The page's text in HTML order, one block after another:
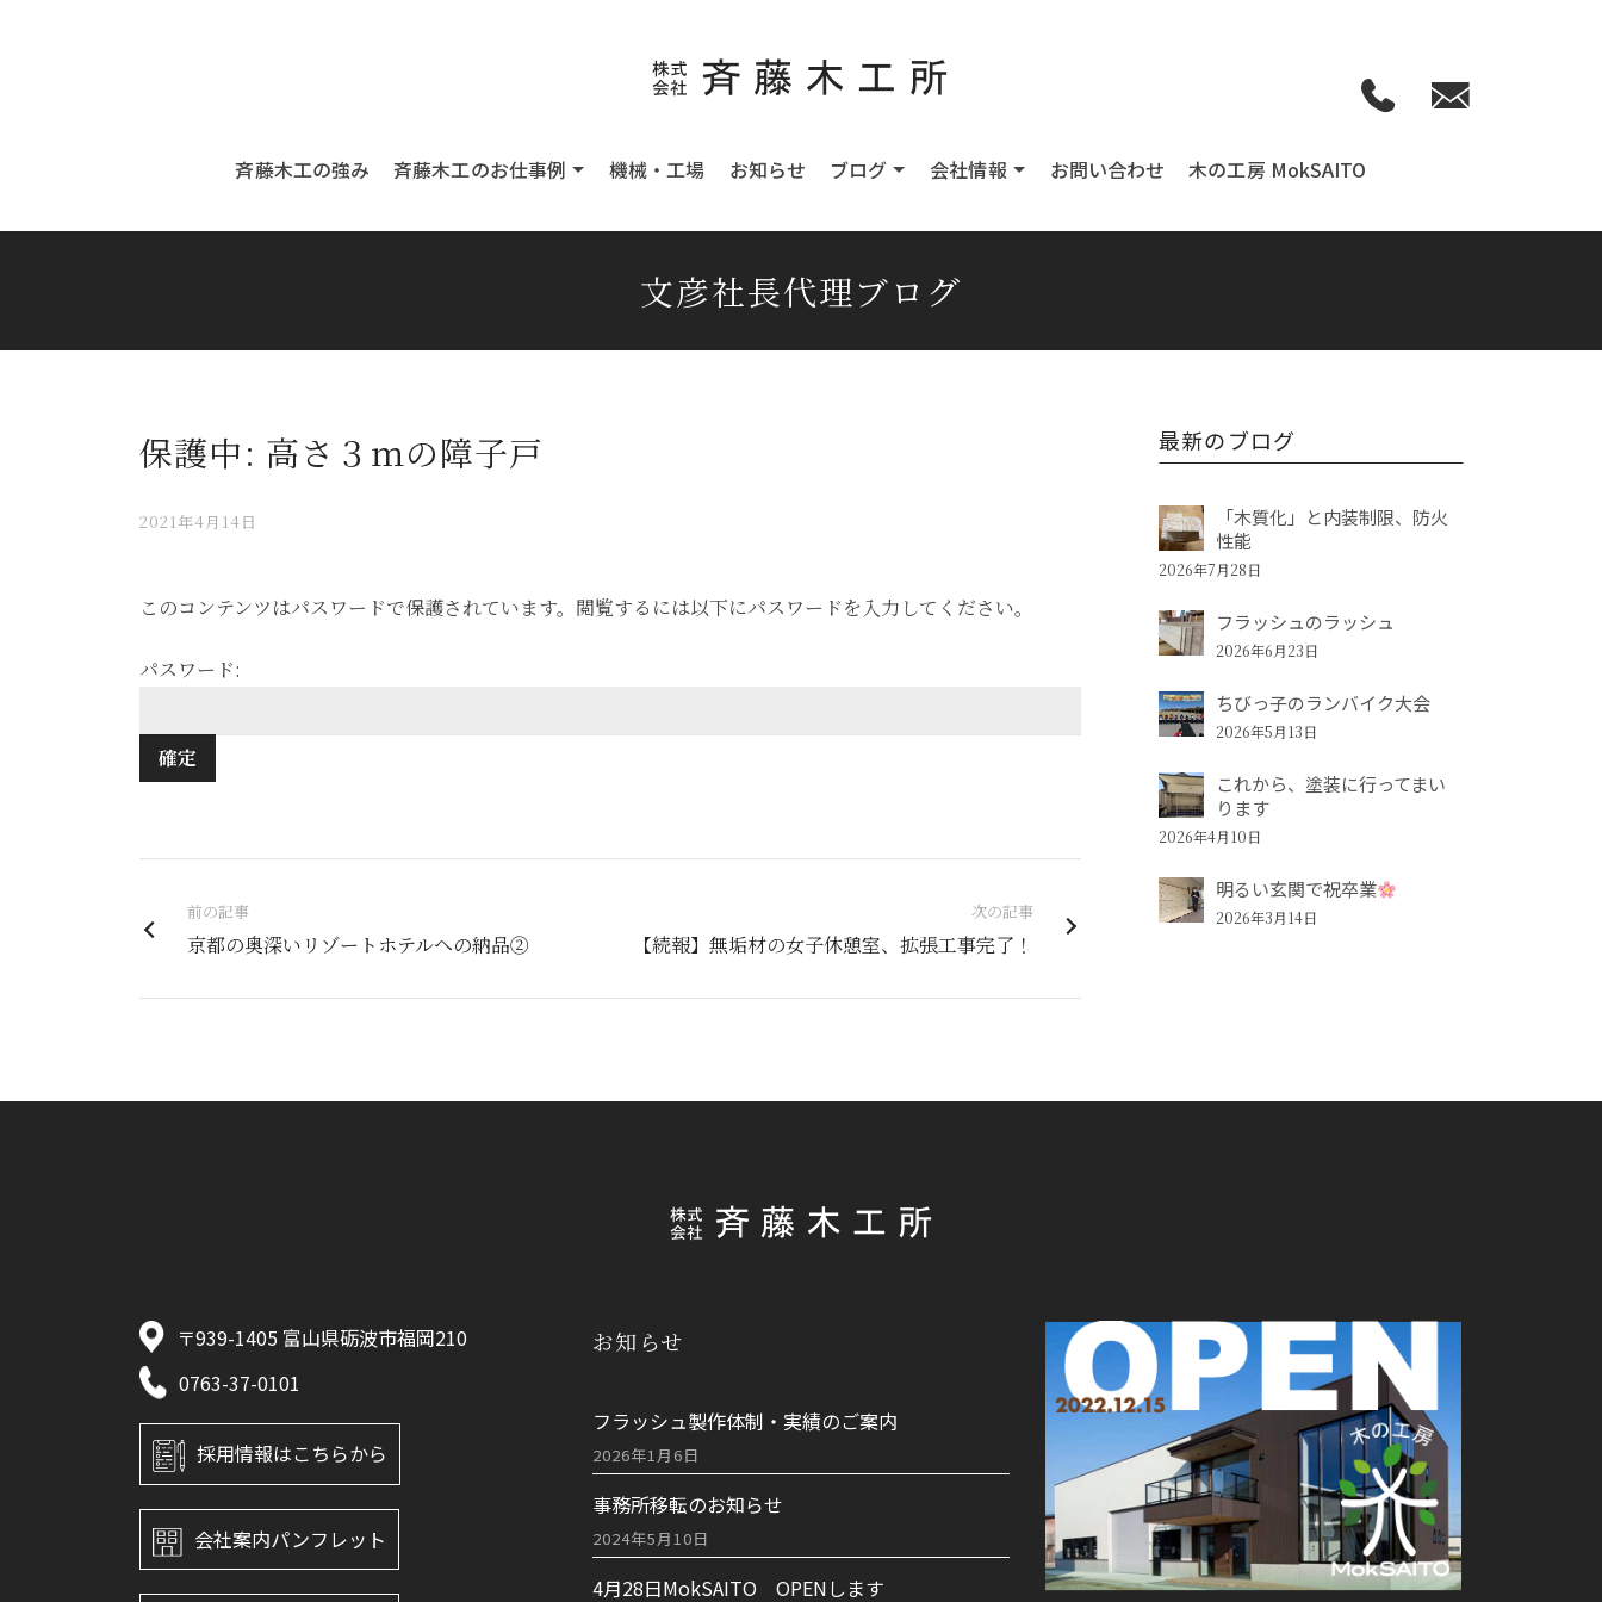
斉藤木工の強み 斉藤木工のお仕事例 機械・工場 お知らせ ブログ 会社情報 お問い合わせ 木の工房 MokSAITO
文彦社長代理ブログ
保護中: 高さ３ｍの障子戸
2021年4月14日
このコンテンツはパスワードで保護されています。閲覧するには以下にパスワードを入力してください。
パスワード:
前の記事
京都の奥深いリゾートホテルへの納品②
次の記事
【続報】無垢材の女子休憩室、拡張工事完了！
最新のブログ
「木質化」と内装制限、防火
性能
2026年7月28日
フラッシュのラッシュ
2026年6月23日
ちびっ子のランバイク大会
2026年5月13日
これから、塗装に行ってまい
ります
2026年4月10日
明るい玄関で祝卒業
2026年3月14日
〒939-1405 富山県砺波市福岡210
0763-37-0101
採用情報はこちらから
会社案内パンフレット
お知らせ
フラッシュ製作体制・実績のご案内
2026年1月6日
事務所移転のお知らせ
2024年5月10日
4月28日MokSAITO OPENします